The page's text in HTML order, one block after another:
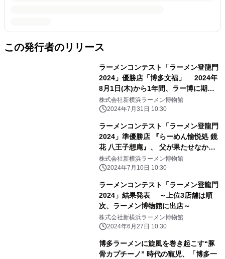
この発行者のリリース
ラーメンコンテスト「ラーメン登龍門
2024」優勝店「博多文福」 2024年
8月1日(木)から1年間、ラー博に期間
限定出店
株式会社新横浜ラーメン博物館
2024年7月31日 10:30
ラーメンコンテスト「ラーメン登龍門
2024」準優勝店 『らーめん愉悦処 鏡
花 八王子想庵』、 父が果たせなかっ
た夢を叶え、7月18日(木)よりラー博
に出店
株式会社新横浜ラーメン博物館
2024年7月10日 10:30
ラーメンコンテスト「ラーメン登龍門
2024」結果発表 ～上位3店舗は順
次、ラーメン博物館に出店～
株式会社新横浜ラーメン博物館
2024年6月27日 10:30
博多ラーメンに旋風を巻き起こす“豚
骨カプチーノ” 時代の寵児、「博多一